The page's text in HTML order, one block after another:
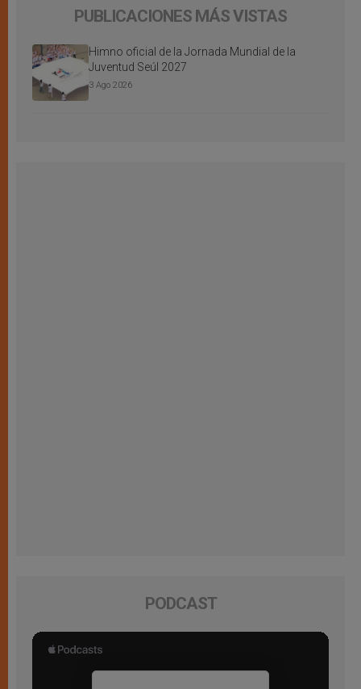
PUBLICACIONES MÁS VISTAS
Himno oficial de la Jornada Mundial de la
Juventud Seúl 2027
3 Ago 2026
PODCAST